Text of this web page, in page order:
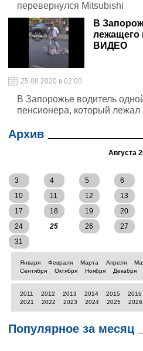
перевернулся Mitsubishi
В
лежащего
ВИДЕО
25.08.2020 в 02:00
В Запорожье водитель
пенсионера, который лежал
Архив
Августа
3
4 5 6
10
11 12 13
17
18 19 20
24
25 26 27
31
Января Февраля Марта Апреля
Сентября
Октября Ноября Декабря
2011 2012 2013 2014 2015 2016
2021
2022 2023 2024 2025 2026
Популярное за месяц